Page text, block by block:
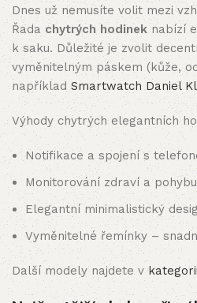
Dnes už nemusíte volit mezi
Řada chytrých hodineknabízí
k saku. Důležité je zvolit
vyměnitelným páskem (kůže,
například Smartwatch Daniel
Výhody chytrých elegantních
Notifikace a spojení s
Monitorování zdraví a pohybu
Elegantní minimalistický
Vyměnitelné řemínky –
Další modely najdete v